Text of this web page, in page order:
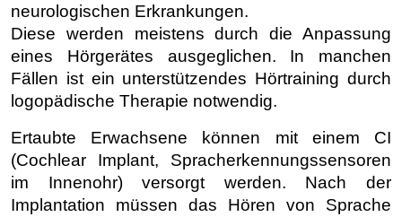
neurologischen Erkrankungen.
Diese werden meistens durch die Anpassung
eines Hörgerätes ausgeglichen. In manchen
Fällen ist ein unterstützendes Hörtraining durch
logopädische Therapie notwendig.
Ertaubte Erwachsene können mit einem CI
(Cochlear Implant, Spracherkennungssensoren
im Innenohr) versorgt werden. Nach der
Implantation müssen das Hören von Sprache